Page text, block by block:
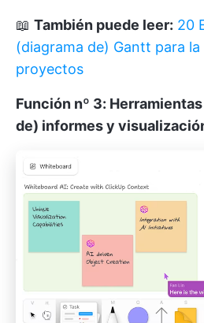
📖 También puede leer: 20
(diagrama de) Gantt para
proyectos
Función nº 3:
de) informes y